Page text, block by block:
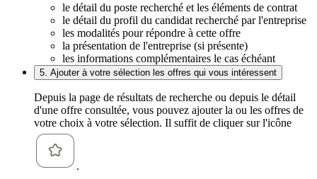
le détail du poste recherché et les éléments de contrat
le détail du profil du candidat recherché par l'entreprise
les modalités pour répondre à cette offre
la présentation de l'entreprise (si présente)
les informations complémentaires le cas échéant
5. Ajouter à votre sélection les offres qui vous intéressent
Depuis la page de résultats de recherche ou depuis le détail
d'une offre consultée, vous pouvez ajouter la ou les offres de
votre choix à votre sélection. Il suffit de cliquer sur l'icône
.